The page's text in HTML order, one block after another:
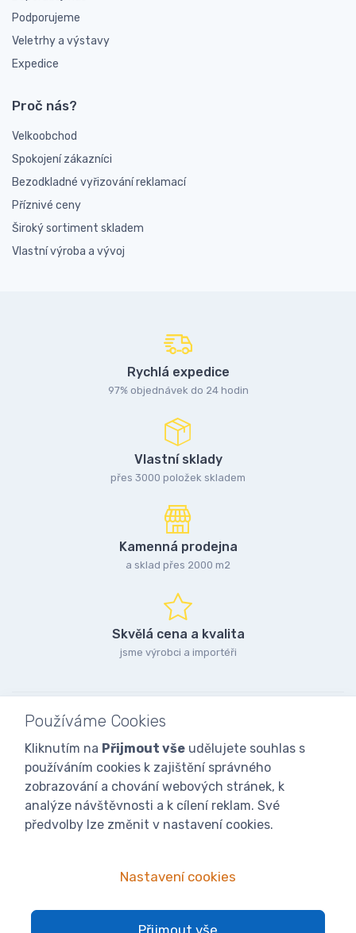
Podporujeme
Veletrhy a výstavy
Expedice
Proč nás?
Velkoobchod
Spokojení zákazníci
Bezodkladné vyřizování reklamací
Příznivé ceny
Široký sortiment skladem
Vlastní výroba a vývoj
Rychlá expedice
97% objednávek do 24 hodin
Vlastní sklady
přes 3000 položek skladem
Kamenná prodejna
a sklad přes 2000 m2
Skvělá cena a kvalita
jsme výrobci a importéři
fanoušky: Včelařské potřeby - www.ivcelarstvi.cz
Používáme Cookies
Kliknutím na Přijmout vše udělujete souhlas s
používáním cookies k zajištění správného
zobrazování a chování webových stránek, k
analýze návštěvnosti a k cílení reklam. Své
předvolby lze změnit v nastavení cookies.
Nastavení cookies
Přijmout vše